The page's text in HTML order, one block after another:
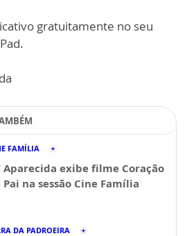
gratuitamente no seu
FAMÍLIA
Aparecida exibe filme Coração
Pai na sessão Cine Família
DA PADROEIRA